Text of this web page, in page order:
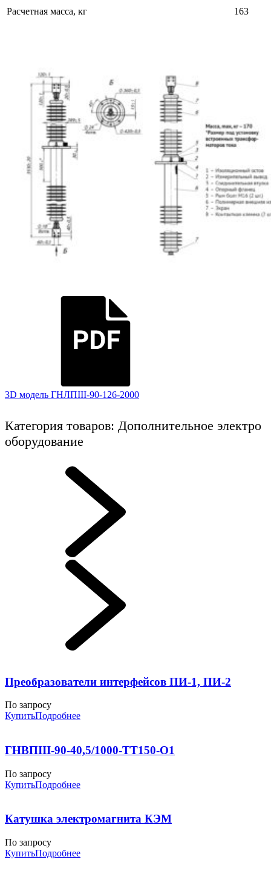
Расчетная масса, кг 163
3D модель ГНЛПIII-90-126-2000
Категория товаров: Дополнительное электро
оборудование
Преобразователи интерфейсов ПИ-1, ПИ-2
По запросу
КупитьПодробнее
ГНВПIII-90-40,5/1000-ТТ150-О1
По запросу
КупитьПодробнее
Катушка электромагнита КЭМ
По запросу
КупитьПодробнее